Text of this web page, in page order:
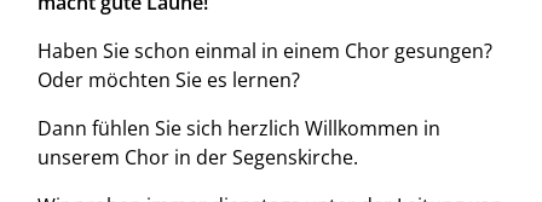
Haben Sie schon einmal in einem Chor gesungen?
Oder möchten Sie es lernen?
Dann fühlen Sie sich herzlich Willkommen in
unserem Chor in der Segenskirche.